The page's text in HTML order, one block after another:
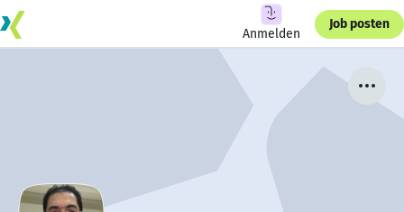
Anmelden
Job posten